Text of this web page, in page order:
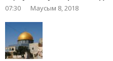
07:30 Маусым 8, 2018